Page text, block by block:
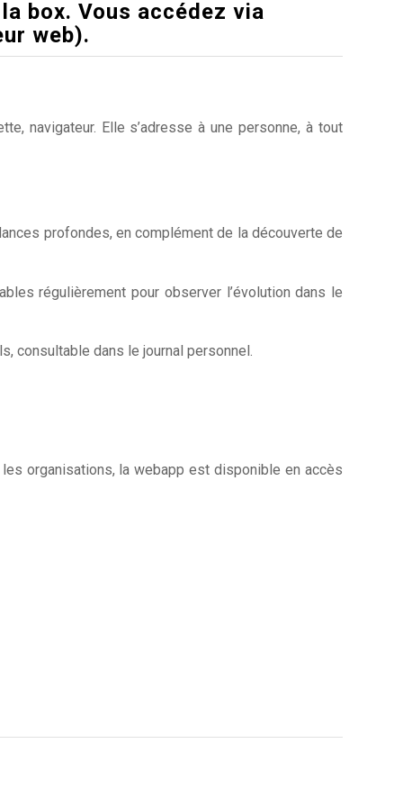
box. Vous accédez via
web).
navigateur. Elle s’adresse à une personne, à tout
profondes, en complément de la découverte de
régulièrement pour observer l’évolution dans le
consultable dans le journal personnel.
organisations, la webapp est disponible en accès